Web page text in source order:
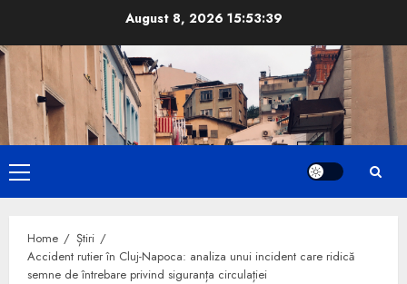
content
August 8, 202615:53:41
Primary
Menu
Home
Știri
Accident rutier în Cluj-Napoca: analiza unui incident care ridică
semne de întrebare privind siguranța circulației